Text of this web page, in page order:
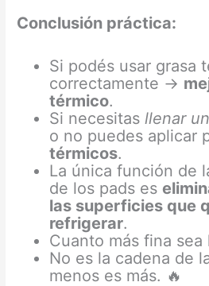
Conclusión práctica:
Si podés usar grasa
correctamente →
térmico.
Si necesitasllenar
o no puedes aplicar
térmicos.
La única función de
de los pads es
las superficies que
refrigerar.
Cuanto más fina sea
No es la cadena de
menos es más. 🔥